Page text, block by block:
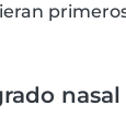
nasal